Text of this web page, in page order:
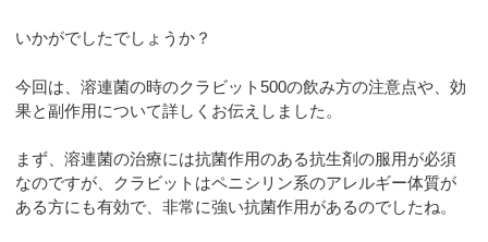
いかがでしたでしょうか？
今回は、溶連菌の時のクラビット500の飲み方の注意点や、効
果と副作用について詳しくお伝えしました。
まず、溶連菌の治療には抗菌作用のある抗生剤の服用が必須
なのですが、クラビットはペニシリン系のアレルギー体質が
ある方にも有効で、非常に強い抗菌作用があるのでしたね。